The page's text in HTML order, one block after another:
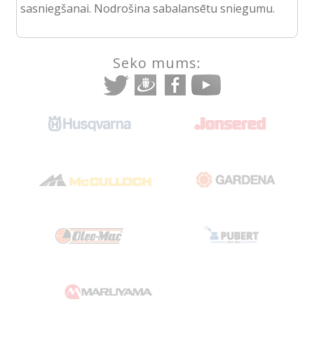
sasniegšanai. Nodrošina sabalansētu sniegumu.
Seko mums: